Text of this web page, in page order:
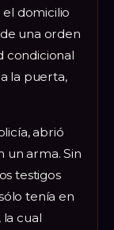
domicilio
una orden
condicional
la puerta,
abrió
arma. Sin
testigos
tenía en
cual